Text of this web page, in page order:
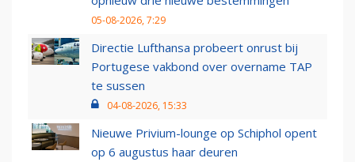
05-08-2026, 7:29
Directie Lufthansa probeert onrust bij
Portugese vakbond over overname TAP
te sussen
04-08-2026, 15:33
Nieuwe Privium-lounge op Schiphol opent
op 6 augustus haar deuren